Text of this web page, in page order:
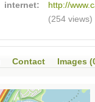
internet:
http://
(254 views)
Contact
Images